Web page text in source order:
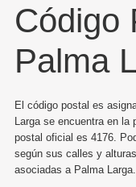
Código
Palma
El código postal es
Larga se encuentra en la
postal oficial es 4176.
según sus calles y
asociadas a Palma Larga.